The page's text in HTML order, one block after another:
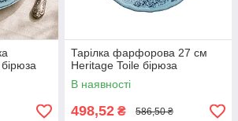
Тарілка фарфорова 27 см
Heritage Toile бірюза
В наявності
498,52 ₴ 586,50 ₴